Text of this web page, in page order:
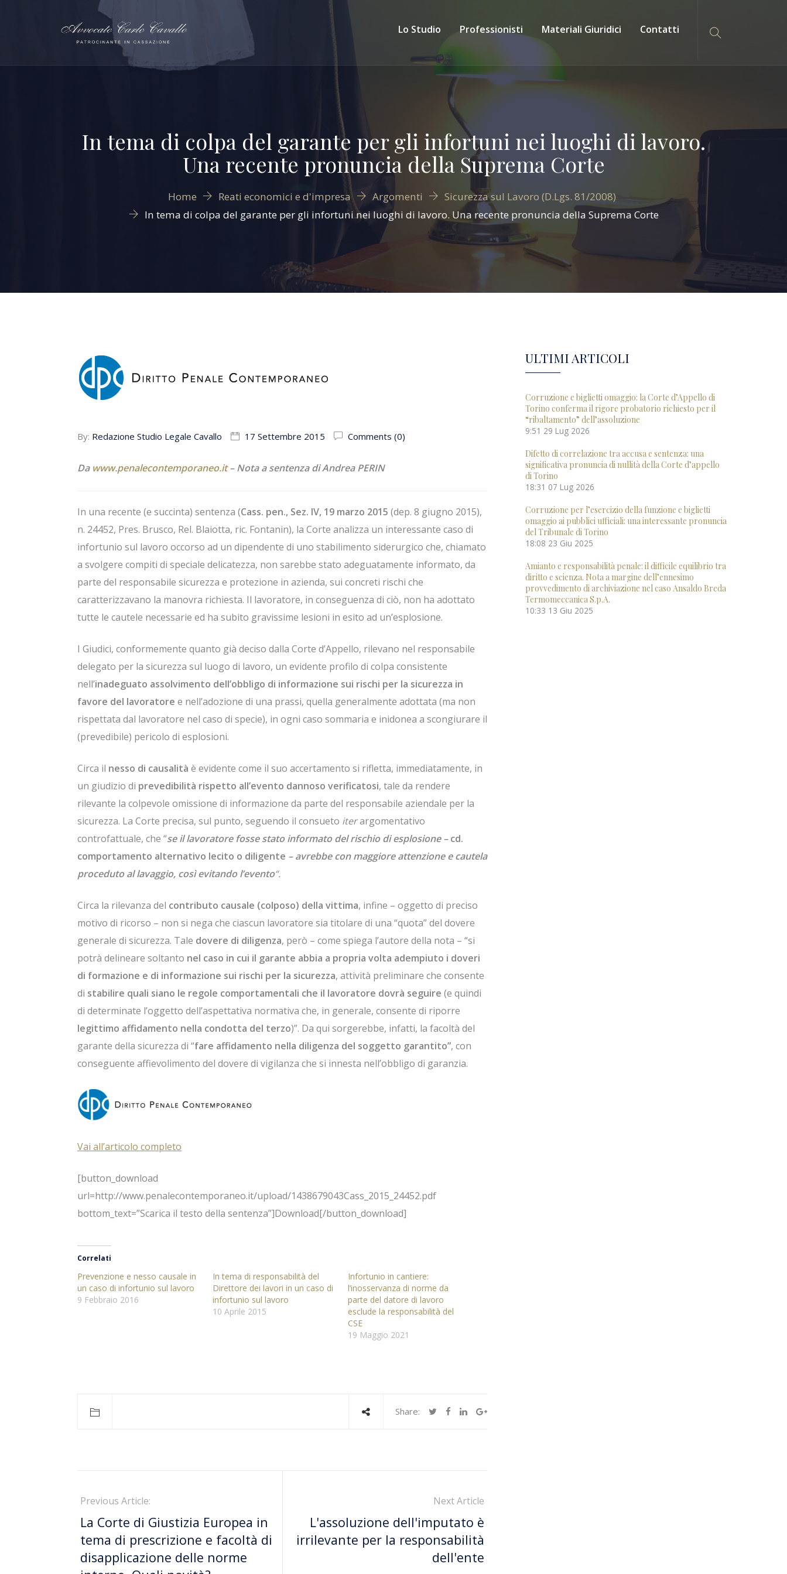
Lo Studio Professionisti Materiali Giuridici Contatti
In tema di colpa del garante per gli infortuni nei luoghi di lavoro.
Una recente pronuncia della Suprema Corte
Home Reati economici e d'impresa Argomenti
Sicurezza sul Lavoro (D.Lgs. 81/2008)
In tema di colpa del garante per gli infortuni nei luoghi di lavoro. Una recente pronuncia della Suprema Corte
By: Redazione Studio Legale Cavallo 17 Settembre 2015 Comments (0)
Da www.penalecontemporaneo.it–Nota a sentenza di Andrea PERIN
In una recente (e succinta) sentenza (Cass. pen., Sez. IV, 19 marzo 2015 (dep. 8 giugno 2015),
n. 24452, Pres. Brusco, Rel. Blaiotta, ric. Fontanin), la Corte analizza un interessante caso di
infortunio sul lavoro occorso ad un dipendente di uno stabilimento siderurgico che, chiamato
a svolgere compiti di speciale delicatezza, non sarebbe stato adeguatamente informato, da
parte del responsabile sicurezza e protezione in azienda, sui concreti rischi che
caratterizzavano la manovra richiesta. Il lavoratore, in conseguenza di ciò, non ha adottato
tutte le cautele necessarie ed ha subito gravissime lesioni in esito ad un’esplosione.
I Giudici, conformemente quanto già deciso dalla Corte d’Appello, rilevano nel responsabile
delegato per la sicurezza sul luogo di lavoro, un evidente profilo di colpa consistente
nell’inadeguato assolvimento dell’obbligo di informazione sui rischi per la sicurezza in
favore del lavoratore e nell’adozione di una prassi, quella generalmente adottata (ma non
rispettata dal lavoratore nel caso di specie), in ogni caso sommaria e inidonea a scongiurare il
(prevedibile) pericolo di esplosioni.
Circa il nesso di causalità è evidente come il suo accertamento si rifletta, immediatamente, in
un giudizio di prevedibilità rispetto all’evento dannoso verificatosi, tale da rendere
rilevante la colpevole omissione di informazione da parte del responsabile aziendale per la
sicurezza. La Corte precisa, sul punto, seguendo il consueto iterargomentativo
controfattuale, che “se il lavoratore fosse stato informato del rischio di esplosione –cd.
comportamento alternativo lecito o diligente – avrebbe con maggiore attenzione e cautela
proceduto al lavaggio, così evitando l’evento“.
Circa la rilevanza del contributo causale (colposo) della vittima, infine – oggetto di preciso
motivo di ricorso – non si nega che ciascun lavoratore sia titolare di una “quota” del dovere
generale di sicurezza. Tale dovere di diligenza, però – come spiega l’autore della nota – “si
potrà delineare soltanto nel caso in cui il garante abbia a propria volta adempiuto i doveri
di formazione e di informazione sui rischi per la sicurezza, attività preliminare che consente
di stabilire quali siano le regole comportamentali che il lavoratore dovrà seguire (e quindi
di determinate l’oggetto dell’aspettativa normativa che, in generale, consente di riporre
legittimo affidamento nella condotta del terzo)”. Da qui sorgerebbe, infatti, la facoltà del
garante della sicurezza di “fare affidamento nella diligenza del soggetto garantito”, con
conseguente affievolimento del dovere di vigilanza che si innesta nell’obbligo di garanzia.
Vai all’articolo completo
[button_download
url=http://www.penalecontemporaneo.it/upload/1438679043Cass_2015_24452.pdf
bottom_text=”Scarica il testo della sentenza”]Download[/button_download]
Correlati
Prevenzione e nesso causale in
un caso di infortunio sul lavoro
9 Febbraio 2016
In tema di responsabilità del
Direttore dei lavori in un caso di
infortunio sul lavoro
10 Aprile 2015
Infortunio in cantiere:
l’inosservanza di norme da
parte del datore di lavoro
esclude la responsabilità del
CSE
19 Maggio 2021
Share:
Previous Article:
La Corte di Giustizia Europea in
tema di prescrizione e facoltà di
disapplicazione delle norme
Next Article
L'assoluzione dell'imputato è
irrilevante per la responsabilità
dell'ente
ULTIMI ARTICOLI
Corruzione e biglietti omaggio: la Corte d’Appello di
Torino conferma il rigore probatorio richiesto per il
“ribaltamento” dell’assoluzione
9:51 29 Lug 2026
Difetto di correlazione tra accusa e sentenza: una
significativa pronuncia di nullità della Corte d’appello
di Torino
18:31 07 Lug 2026
Corruzione per l’esercizio della funzione e biglietti
omaggio ai pubblici ufficiali: una interessante pronuncia
del Tribunale di Torino
18:08 23 Giu 2025
Amianto e responsabilità penale: il difficile equilibrio tra
diritto e scienza. Nota a margine dell’ennesimo
provvedimento di archiviazione nel caso Ansaldo Breda
Termomeccanica S.p.A.
10:33 13 Giu 2025